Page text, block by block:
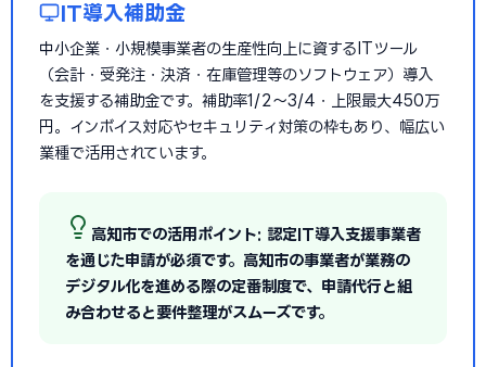
IT導入補助金
中小企業・小規模事業者の生産性向上に資するITツール
（会計・受発注・決済・在庫管理等のソフトウェア）導入
を支援する補助金です。補助率1/2〜3/4・上限最大450万
円。インボイス対応やセキュリティ対策の枠もあり、幅広い
業種で活用されています。
高知市での活用ポイント: 認定IT導入支援事業者
を通じた申請が必須です。高知市の事業者が業務の
デジタル化を進める際の定番制度で、申請代行と組
み合わせると要件整理がスムーズです。